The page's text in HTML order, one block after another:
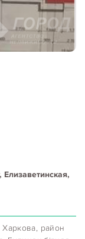
Елизаветинская,
Харкова, район